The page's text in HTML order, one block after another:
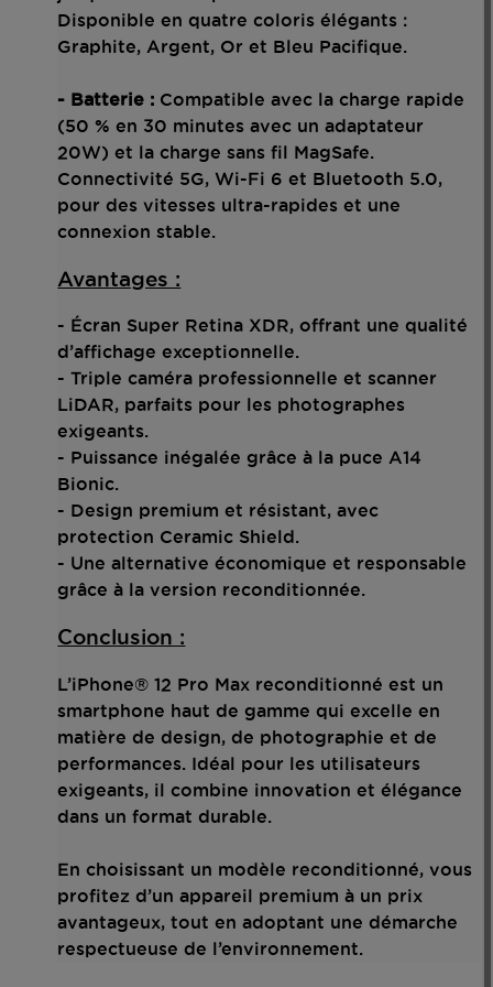
Disponible en quatre coloris élégants :
Graphite, Argent, Or et Bleu Pacifique.
- Batterie : Compatible avec la charge rapide
(50 % en 30 minutes avec un adaptateur
20W) et la charge sans fil MagSafe.
Connectivité 5G, Wi-Fi 6 et Bluetooth 5.0,
pour des vitesses ultra-rapides et une
connexion stable.
Avantages :
- Écran Super Retina XDR, offrant une qualité
d’affichage exceptionnelle.
- Triple caméra professionnelle et scanner
LiDAR, parfaits pour les photographes
exigeants.
- Puissance inégalée grâce à la puce A14
Bionic.
- Design premium et résistant, avec
protection Ceramic Shield.
- Une alternative économique et responsable
grâce à la version reconditionnée.
Conclusion :
L’iPhone® 12 Pro Max reconditionné est un
smartphone haut de gamme qui excelle en
matière de design, de photographie et de
performances. Idéal pour les utilisateurs
exigeants, il combine innovation et élégance
dans un format durable.
En choisissant un modèle reconditionné, vous
profitez d’un appareil premium à un prix
avantageux, tout en adoptant une démarche
respectueuse de l’environnement.